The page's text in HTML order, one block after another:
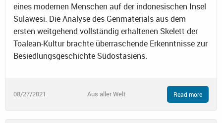
eines modernen Menschen auf der indonesischen Insel
Sulawesi. Die Analyse des Genmaterials aus dem
ersten weitgehend vollständig erhaltenen Skelett der
Toalean-Kultur brachte überraschende Erkenntnisse zur
Besiedlungsgeschichte Südostasiens.
08/27/2021 Aus aller Welt Read more